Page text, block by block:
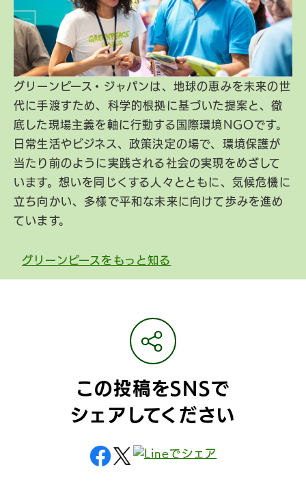
グリーンピース・ジャパンは、地球の恵みを未来の世
代に手渡すため、科学的根拠に基づいた提案と、徹
底した現場主義を軸に行動する国際環境NGOです。
日常生活やビジネス、政策決定の場で、環境保護が
当たり前のように実践される社会の実現をめざして
います。想いを同じくする人々とともに、気候危機に
立ち向かい、多様で平和な未来に向けて歩みを進め
ています。
グリーンピースをもっと知る
この投稿をSNSで
シェアしてください